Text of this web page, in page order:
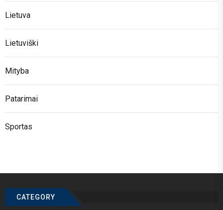
Lietuva
Lietuviški
Mityba
Patarimai
Sportas
CATEGORY